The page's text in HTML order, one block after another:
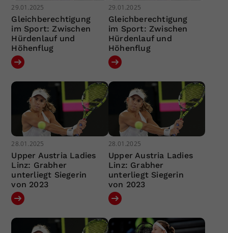
29.01.2025
Gleichberechtigung
im Sport: Zwischen
Hürdenlauf und
Höhenflug
29.01.2025
Gleichberechtigung
im Sport: Zwischen
Hürdenlauf und
Höhenflug
28.01.2025
Upper Austria Ladies
Linz: Grabher
unterliegt Siegerin
von 2023
28.01.2025
Upper Austria Ladies
Linz: Grabher
unterliegt Siegerin
von 2023